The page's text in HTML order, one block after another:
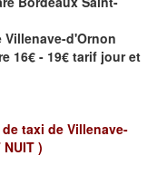
d'Ornon
16€ - 19€ tarif jour et
taxi de Villenave-
NUIT )